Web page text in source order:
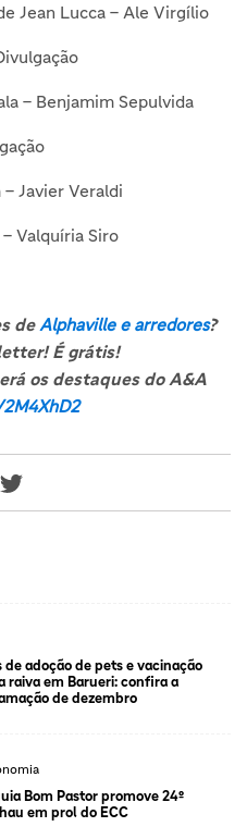
Jean Lucca – Ale Virgílio
– Benjamim Sepulvida
Javier Veraldi
Valquíria Siro
de Alphaville e arredores?
É grátis!
os destaques do A&A
de adoção de pets e vacinação
raiva em Barueri: confira a
de dezembro
Bom Pastor promove 24º
em prol do ECC